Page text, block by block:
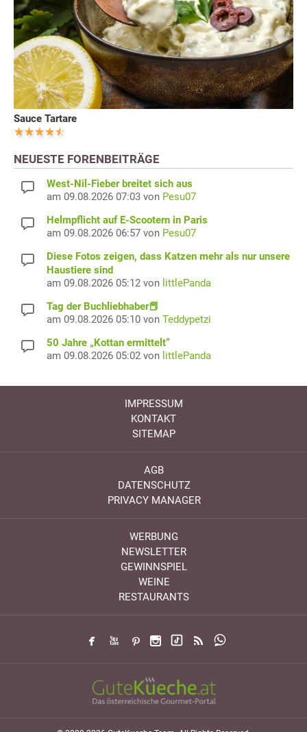
Sauce Tartare
NEUESTE FORENBEITRÄGE
West-Nil-Fieber breitet sich aus
am 09.08.2026 07:03 von Pesu07
Helmpflicht auf E-Scootern in Paris
am 09.08.2026 06:57 von Pesu07
Diese Fotos zeigen, dass Katzen mehr als nur unsere
Haustiere sind
am 09.08.2026 05:12 von littlePanda
Tag der Buchliebhaber📕
am 09.08.2026 05:10 von Teddypetzi
50 Jahre „Kottan ermittelt“
am 09.08.2026 05:02 von littlePanda
IMPRESSUM
KONTAKT
SITEMAP
AGB
DATENSCHUTZ
PRIVACY MANAGER
WERBUNG
NEWSLETTER
GEWINNSPIEL
WEINE
RESTAURANTS